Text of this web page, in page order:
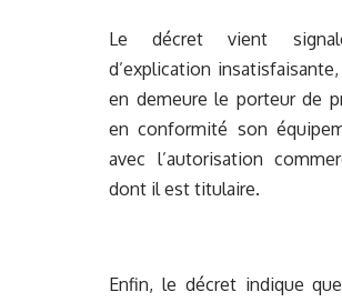
Le décret vient
d’explication
en demeure le porteur de
en conformité son
avec l’autorisation
dont il est titulaire.
Enfin, le décret indique